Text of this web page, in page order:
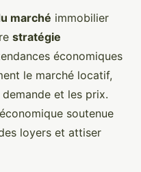
marché immobilier
stratégie
économiques
le marché locatif,
et les prix.
soutenue
loyers et attiser